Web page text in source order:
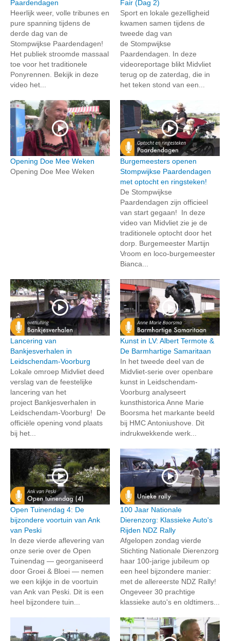
Paardendagen
Heerlijk weer, volle tribunes en
pure spanning tijdens de
derde dag van de
Stompwijkse Paardendagen!
Het publiek stroomde massaal
toe voor het traditionele
Ponyrennen. Bekijk in deze
video het...
Fair (Dag 2)
Sport en lokale gezelligheid
kwamen samen tijdens de
tweede dag van
de Stompwijkse
Paardendagen. In deze
videoreportage blikt Midvliet
terug op de zaterdag, die in
het teken stond van een...
Opening Doe Mee Weken
Opening Doe Mee Weken
Burgemeesters openen
Stompwijkse Paardendagen
met optocht en ringsteken!
De Stompwijkse
Paardendagen zijn officieel
van start gegaan! In deze
video van Midvliet zie je de
traditionele optocht door het
dorp. Burgemeester Martijn
Vroom en loco-burgemeester
Bianca...
Lancering van
Bankjesverhalen in
Leidschendam-Voorburg
Lokale omroep Midvliet deed
verslag van de feestelijke
lancering van het
project Bankjesverhalen in
Leidschendam-Voorburg! De
officiële opening vond plaats
bij het...
Kunst in LV: Albert Termote &
De Barmhartige Samaritaan
In het tweede deel van de
Midvliet-serie over openbare
kunst in Leidschendam-
Voorburg analyseert
kunsthistorica Anne Marie
Boorsma het markante beeld
bij HMC Antoniushove. Dit
indrukwekkende werk...
Open Tuinendag 4: De
bijzondere voortuin van Ank
van Peski
In deze vierde aflevering van
onze serie over de Open
Tuinendag — georganiseerd
door Groei & Bloei — nemen
we een kijkje in de voortuin
van Ank van Peski. Dit is een
heel bijzondere tuin...
100 Jaar Nationale
Dierenzorg: Klassieke Auto's
Rijden NDZ Rally
Afgelopen zondag vierde
Stichting Nationale Dierenzorg
haar 100-jarige jubileum op
een heel bijzondere manier:
met de allereerste NDZ Rally!
Ongeveer 30 prachtige
klassieke auto's en oldtimers...